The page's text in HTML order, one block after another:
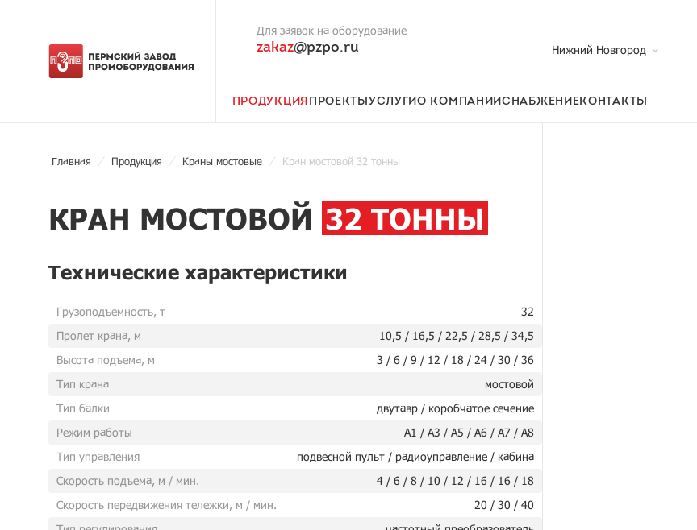
Для заявок на оборудование
zakaz@pzpo.ru Нижний Новгород
ПРОДУКЦИЯ ПРОЕКТЫ УСЛУГИО КОМПАНИИСНАБЖЕНИЕКОНТАКТЫ
Главная Продукция Краны мостовые Кран мостовой 32 тонны
КРАН МОСТОВОЙ 32 ТОННЫ
Технические характеристики
Грузоподъемность, т
32
Пролет крана, м
10,5 / 16,5 / 22,5 / 28,5 / 34,5
Высота подъема, м
3 / 6 / 9 / 12 / 18 / 24 / 30 / 36
Тип крана
мостовой
Тип балки
двутавр / коробчатое сечение
Режим работы
А1 / А3 / А5 / А6 / А7 / А8
Тип управления
подвесной пульт / радиоуправление / кабина
Скорость подъема, м / мин.
4 / 6 / 8 / 10 / 12 / 16 / 16 / 18
Скорость передвижения тележки, м / мин.
20 / 30 / 40